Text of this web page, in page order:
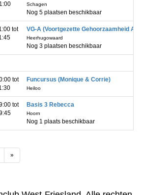
Schagen
Nog 5 plaatsen beschikbaar
tot
VG-A (Voortgezette Gehoorzaamheid A)
Heerhugowaard
Nog 3 plaatsen beschikbaar
tot
Funcursus (Monique & Corrie)
Heiloo
tot
Basis 3 Rebecca
Hoorn
Nog 1 plaats beschikbaar
»